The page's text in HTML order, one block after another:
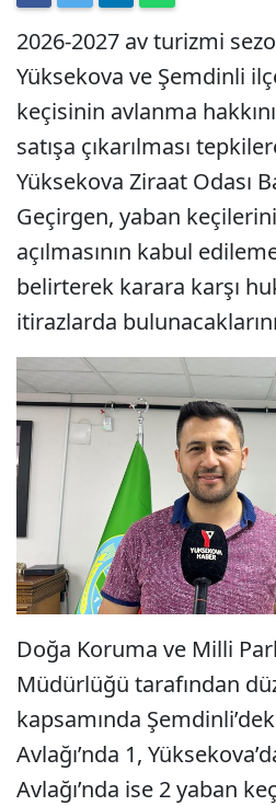
2026-2027 av turizmi
Yüksekova ve Şemdinli
keçisinin avlanma
satışa çıkarılması
Yüksekova Ziraat Odası
Geçirgen, yaban
açılmasının kabul
belirterek karara karşı
itirazlarda
Doğa Koruma ve Milli
Müdürlüğü tarafından
kapsamında
Avlağı’nda 1,
Avlağı’nda ise 2 yaban